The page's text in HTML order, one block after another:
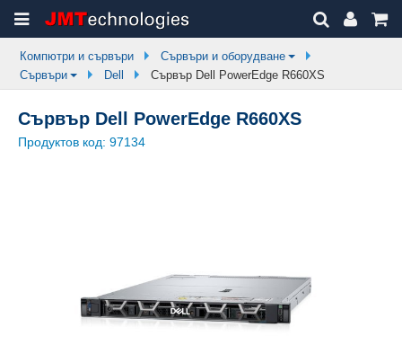
Компютри и сървъри
Сървъри и оборудване
Сървъри
Dell Сървър Dell PowerEdge R660XS
Сървър Dell PowerEdge R660XS
Продуктов код: 97134